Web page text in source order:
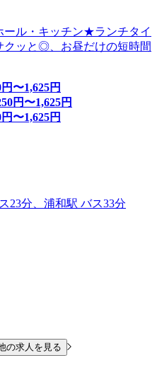
ール・キッチン★ランチタイ
クッと◎、お昼だけの短時間
円〜1,625円
円〜1,625円
円〜1,625円
23分、浦和駅 バス33分
の求人を見る